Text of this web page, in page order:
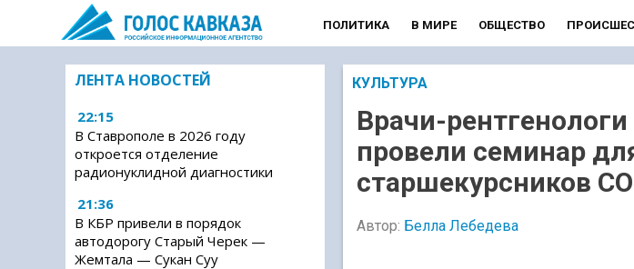
ПОЛИТИКА В МИРЕ ОБЩЕСТВО
ЛЕНТА НОВОСТЕЙ
22:15
В Ставрополе в 2026 году
откроется отделение
радионуклидной диагностики
21:36
В КБР привели в порядок
автодорогу Старый Черек —
Жемтала — Сукан Суу
КУЛЬТУРА
Врачи-
провели семинар
старшекурсников
Автор: Белла Лебедева